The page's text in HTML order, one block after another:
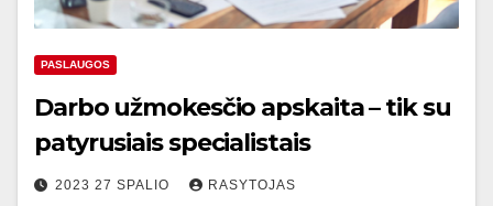
PASLAUGOS
Darbo užmokesčio apskaita – tik su
patyrusiais specialistais
2023 27 SPALIO RASYTOJAS